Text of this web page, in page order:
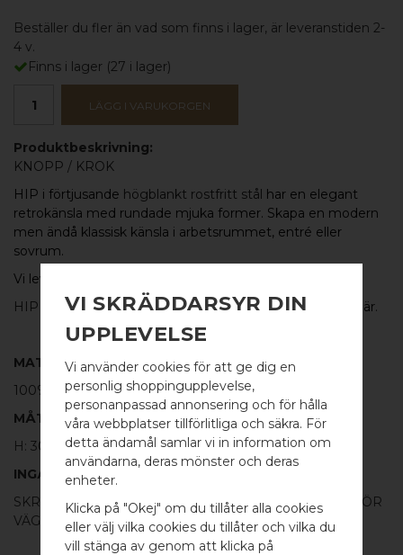
WELCOME TO
BB SWEDEN HARDWARE
Välj land / Choose country
Beställer du fler än vad som finns i lager, är leveranstiden 2-
4 v.
Finns i lager (27 i lager)
LÄGG I VARUKORGEN
Produktbeskrivning:
KNOPP / KROK
HIP i förtjusande högblankt rostfritt stål har en elegant
retrokänsla med rundade mjuka former. Skapa en modern
men ändå klassisk känsla i arbetsrummet, entré eller
sovrum.
Vi levererar
HIP kan också köpassomdubbelsidigglasdörrsknopp här.
MATERIAL
100% POLERAT ROSTFRITT STÅL
MÅTT
H: 30MM Ø: 30MM
INGÅR
SKRUV FÖR LUCKA: M4 X 25MM - 1 ST / SKRUVSTIFT FÖR
VÄGG: M4 X 40MM - 1 ST
VI SKRÄDDARSYR DIN
UPPLEVELSE
Vi använder cookies för att ge dig en
personlig shoppingupplevelse,
personanpassad annonsering och för hålla
våra webbplatser tillförlitliga och säkra. För
detta ändamål samlar vi in information om
användarna, deras mönster och deras
enheter.
Klicka på "Okej" om du tillåter alla cookies
eller välj vilka cookies du tillåter och vilka du
vill stänga av genom att klicka på